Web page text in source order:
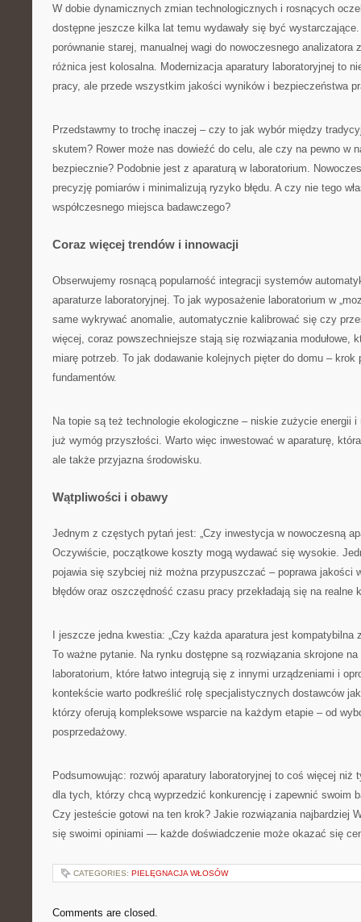
W dobie dynamicznych zmian technologicznych i rosnących
dostępne jeszcze kilka lat temu wydawały się być
porównanie starej, manualnej wagi do nowoczesnego
różnica jest kolosalna. Modernizacja aparatury laboratoryjnej to
pracy, ale przede wszystkim jakości wyników i bezpieczeństwa
Przedstawmy to trochę inaczej – czy to jak wybór między
skutem? Rower może nas dowieźć do celu, ale czy na pewno w
bezpiecznie? Podobnie jest z aparaturą w laboratorium.
precyzję pomiarów i minimalizują ryzyko błędu. A czy nie tego
współczesnego miejsca badawczego?
Coraz więcej trendów i innowacji
Obserwujemy rosnącą popularność integracji systemów
aparaturze laboratoryjnej. To jak wyposażenie laboratorium w
same wykrywać anomalie, automatycznie kalibrować się czy
więcej, coraz powszechniejsze stają się rozwiązania modułowe,
miarę potrzeb. To jak dodawanie kolejnych pięter do domu –
fundamentów.
Na topie są też technologie ekologiczne – niskie zużycie energii
już wymóg przyszłości. Warto więc inwestować w aparaturę,
ale także przyjazna środowisku.
Wątpliwości i obawy
Jednym z częstych pytań jest: „Czy inwestycja w nowoczesną
Oczywiście, początkowe koszty mogą wydawać się wysokie.
pojawia się szybciej niż można przypuszczać – poprawa jakości
błędów oraz oszczędność czasu pracy przekładają się na realne
I jeszcze jedna kwestia: „Czy każda aparatura jest kompatybilna
To ważne pytanie. Na rynku dostępne są rozwiązania skrojone
laboratorium, które łatwo integrują się z innymi urządzeniami i
kontekście warto podkreślić rolę specjalistycznych dostawców
którzy oferują kompleksowe wsparcie na każdym etapie – od
posprzedażowy.
Podsumowując: rozwój aparatury laboratoryjnej to coś więcej niż
dla tych, którzy chcą wyprzedzić konkurencję i zapewnić swoim
Czy jesteście gotowi na ten krok? Jakie rozwiązania najbardziej
się swoimi opiniami — każde doświadczenie może okazać się
CATEGORIES: PIELĘGNACJA WŁOSÓW
Comments are closed.